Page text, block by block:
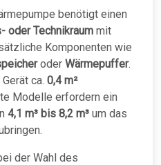
benötigt einen
oder Technikraum mit
Komponenten wie
oder Wärmepuffer.
ca. 0,4 m²
Modelle erfordern ein
4,1 m³ bis 8,2 m³ um das
der Wahl des